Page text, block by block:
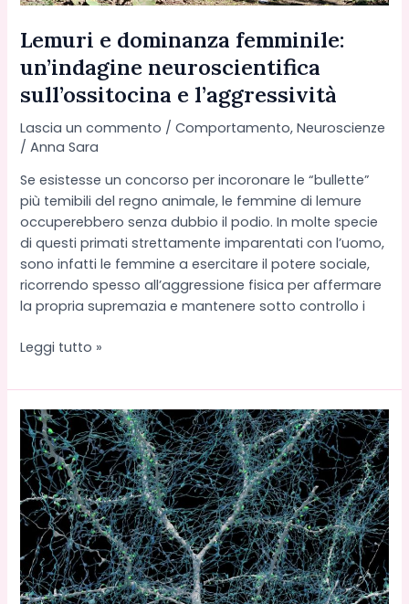
Lemuri e dominanza femminile:
un’indagine neuroscientifica
sull’ossitocina e l’aggressività
Lascia un commento /Comportamento,Neuroscienze
/Anna Sara
Se esistesse un concorso per incoronare le “bullette”
più temibili del regno animale, le femmine di lemure
occuperebbero senza dubbio il podio. In molte specie
di questi primati strettamente imparentati con l’uomo,
sono infatti le femmine a esercitare il potere sociale,
ricorrendo spesso all’aggressione fisica per affermare
la propria supremazia e mantenere sotto controllo i
Lemuri
dominanza
femminile:
un’indagine
neuroscientifica
sull’ossitocina
e
l’aggressività
Leggi tutto »